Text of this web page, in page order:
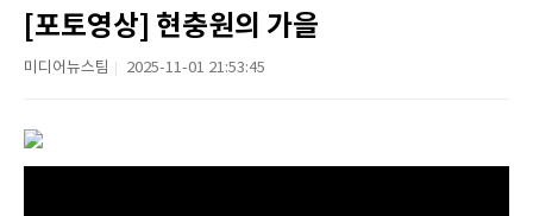
[포토영상] 현충원의 가을
미디어뉴스팀 2025-11-01 21:53:45